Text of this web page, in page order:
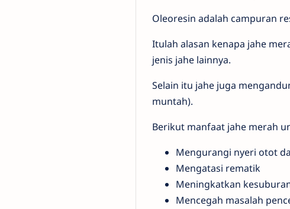
Oleoresin adalah campuran
Itulah alasan kenapa jahe
jenis jahe lainnya.
Selain itu jahe juga
muntah).
Berikut manfaat jahe merah
Mengurangi nyeri otot
Mengatasi rematik
Meningkatkan
Mencegah masalah